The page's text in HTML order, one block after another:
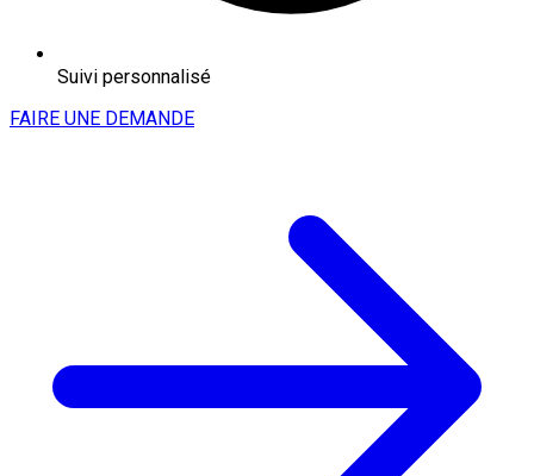
Suivi personnalisé
FAIRE UNE DEMANDE